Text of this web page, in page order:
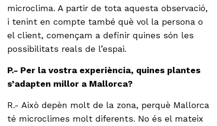
microclima. A partir de tota aquesta observació,
i tenint en compte també què vol la persona o
el client, començam a definir quines són les
possibilitats reals de l’espai.
P.- Per la vostra experiència, quines plantes
s’adapten millor a Mallorca?
R.- Això depèn molt de la zona, perquè Mallorca
té microclimes molt diferents. No és el mateix